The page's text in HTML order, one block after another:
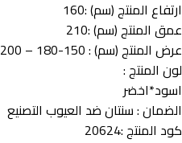
ارتفاع المنتج (سم) :160
عمق المنتج (سم) :210
عرض المنتج (سم) : 150-180 – 200
لون المنتج :
اسود*اخضر
الضمان : سنتان ضد العيوب التصنيع
كود المنتج :20624